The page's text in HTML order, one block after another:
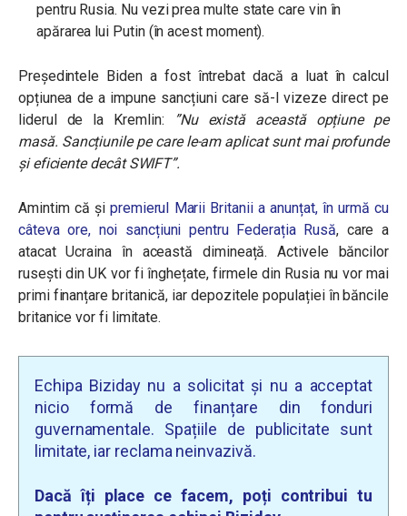
pentru Rusia. Nu vezi prea multe state care vin în
apărarea lui Putin (în acest moment).
Președintele Biden a fost întrebat dacă a luat în calcul
opțiunea de a impune sancțiuni care să-l vizeze direct pe
liderul de la Kremlin:
”Nu există această opțiune pe
masă. Sancțiunile pe care le-am aplicat sunt mai profunde
și eficiente decât SWIFT”.
Amintim că și premierul Marii Britanii a anunțat, în urmă cu
câteva ore, noi sancțiuni pentru Federația Rusă, care a
atacat Ucraina în această dimineață. Activele băncilor
rusești din UK vor fi înghețate, firmele din Rusia nu vor mai
primi finanțare britanică, iar depozitele populației în băncile
britanice vor fi limitate.
Echipa Biziday nu a solicitat și nu a acceptat
nicio formă de finanțare din fonduri
guvernamentale. Spațiile de publicitate sunt
limitate, iar reclama neinvazivă.
Dacă îți place ce facem, poți contribui tu